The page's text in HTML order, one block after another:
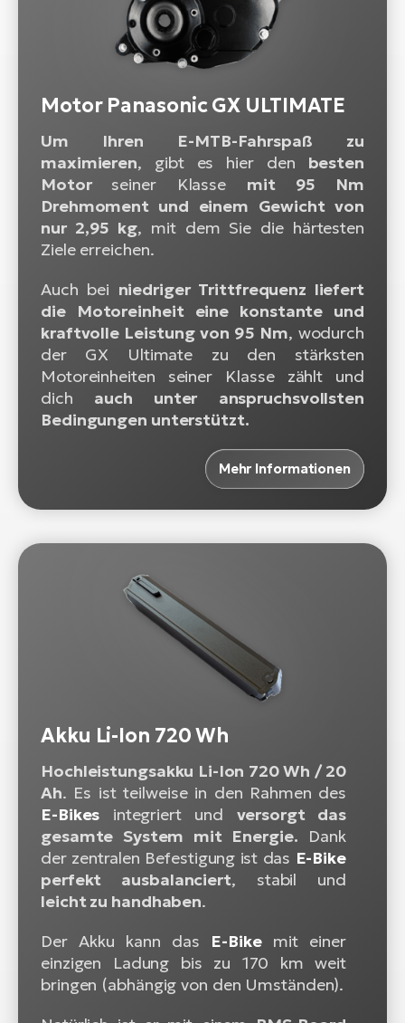
Motor Panasonic GX ULTIMATE
Um Ihren E-MTB-Fahrspaß zu
maximieren, gibt es hier den besten
Motor seiner Klasse mit 95 Nm
Drehmoment und einem Gewicht von
nur 2,95 kg, mit dem Sie die härtesten
Ziele erreichen.
Auch bei niedriger Trittfrequenz liefert
die Motoreinheit eine konstante und
kraftvolle Leistung von 95 Nm, wodurch
der GX Ultimate zu den stärksten
Motoreinheiten seiner Klasse zählt und
dich auch unter anspruchsvollsten
Bedingungen unterstützt.
Mehr Informationen
Akku Li-Ion 720 Wh
Hochleistungsakku Li-Ion 720 Wh / 20
Ah. Es ist teilweise in den Rahmen des
E-Bikes integriert und versorgt das
gesamte System mit Energie. Dank
der zentralen Befestigung ist das E-Bike
perfekt ausbalanciert, stabil und
leicht zu handhaben.
Der Akku kann das E-Bikemit einer
einzigen Ladung bis zu 170 km weit
bringen (abhängig von den Umständen).